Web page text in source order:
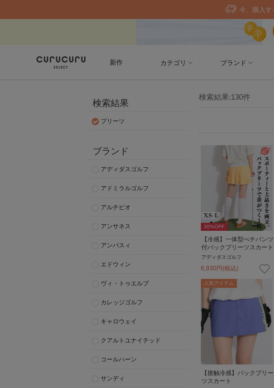
新作 カテゴリ ブランド
検索結果
プリーツ
ブランド
アディダスゴルフ
アドミラルゴルフ
アルチビオ
アンサネス
アンパスィ
エドウィン
ヴィ・トゥエルブ
カレッジゴルフ
キャロウェイ
クアルトユナイテッド
コールハーン
サンディ
検索結果:130件
30%OFF
【冷感】一体型ぺチパンツ
付バックプリーツスカート
アディダスゴルフ
6,930円(税込)
人気アイテム
【接触冷感】バックプリー
ツスカート